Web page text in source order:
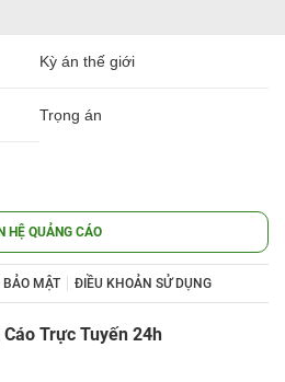
Kỳ án thế giới
Trọng án
HỆ QUẢNG CÁO
MẬT ĐIỀU KHOẢN SỬ DỤNG
Trực Tuyến 24h